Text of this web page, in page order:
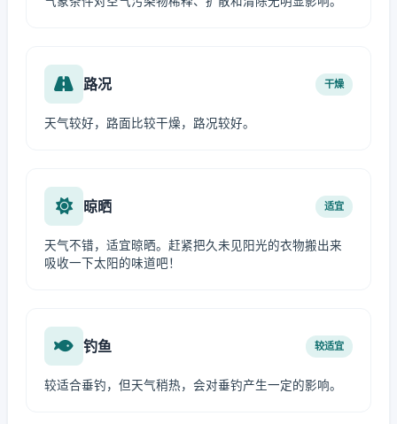
路况 干燥
天气较好，路面比较干燥，路况较好。
晾晒 适宜
天气不错，适宜晾晒。赶紧把久未见阳光的衣物搬出来
吸收一下太阳的味道吧！
钓鱼 较适宜
较适合垂钓，但天气稍热，会对垂钓产生一定的影响。